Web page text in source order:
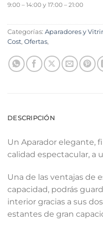
9:00 – 14:00 y 17:00 – 21:00
Categorías: Aparadores y
Cost, Ofertas,
DESCRIPCIÓN
Un Aparador elegante,
calidad espectacular, a
Una de las ventajas de
capacidad, podrás
interior gracias a sus
estantes de gran